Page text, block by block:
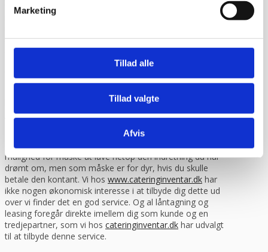
Marketing
Tillad alle
Tillad valgte
Afvis
får du varen udleveret og du kan ringe til os. Hvis du
modtager en vare som er beskadiget under transporten
desværre dit ansvar som kunde og vi kan ikke gøre noget,
da vi ikke kan kræve erstatning fra fragtmanden.
Læs mere eller beregn din mdr.
leasingydelse her.
Finansiering giver dig frihed til at bruge dine penge på den
daglige drift istedet for inventar. Det giver dig også
mulighed for måske at lave netop den indretning du har
drømt om, men som måske er for dyr, hvis du skulle
betale den kontant. Vi hos www.cateringinventar.dk har
ikke nogen økonomisk interesse i at tilbyde dig dette ud
over vi finder det en god service. Og al låntagning og
leasing foregår direkte imellem dig som kunde og en
tredjepartner, som vi hos cateringinventar.dk har udvalgt
til at tilbyde denne service.